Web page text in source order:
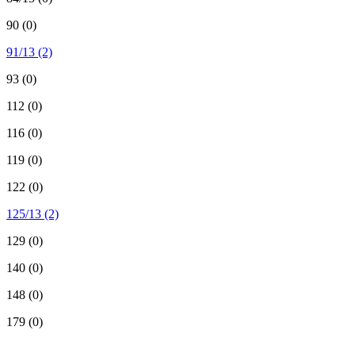
90 (0)
91/13 (2)
93 (0)
112 (0)
116 (0)
119 (0)
122 (0)
125/13 (2)
129 (0)
140 (0)
148 (0)
179 (0)